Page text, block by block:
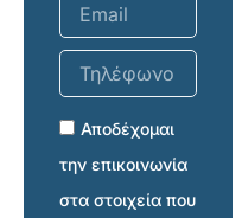
Τηλέφωνο
επικοινωνίας
Αποδέχομαι
την επικοινωνία
στα στοιχεία που